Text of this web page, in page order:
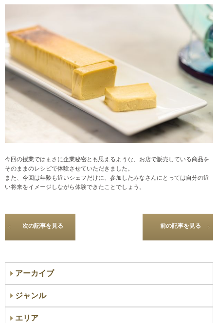
今回の授業ではまさに企業秘密とも思えるような、お店で販売している商品を
そのままのレシピで体験させていただきました。
また、今回は年齢も近いシェフだけに、参加したみなさんにとっては自分の近
い将来をイメージしながら体験できたことでしょう。
次の記事を見る 前の記事を見る
アーカイブ
ジャンル
エリア